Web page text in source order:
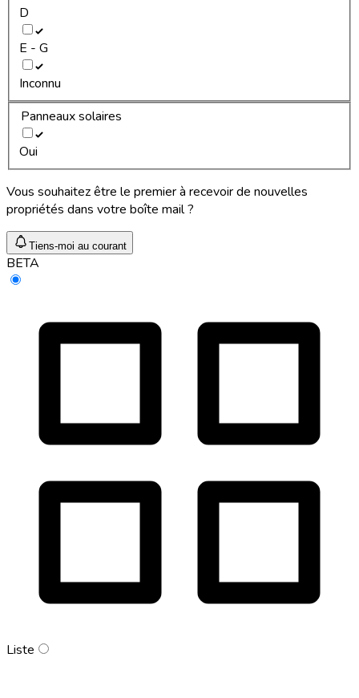
D
E - G
Inconnu
Panneaux solaires
Oui
Vous souhaitez être le premier à recevoir de nouvelles
propriétés dans votre boîte mail ?
Tiens-moi au courant
BETA
Liste